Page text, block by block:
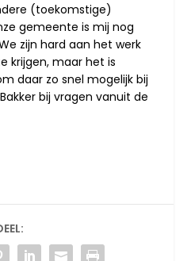
(toekomstige)
gemeente is mij nog
zijn hard aan het werk
krijgen, maar het is
daar zo snel mogelijk bij
bij vragen vanuit de